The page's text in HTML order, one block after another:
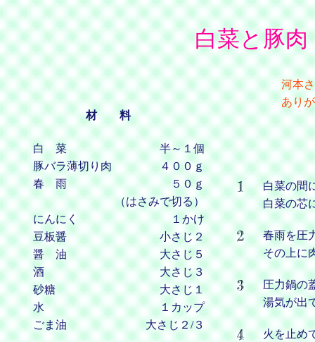
白菜と豚
材 料
白 菜
半～１個
豚バラ薄切り肉
４００ｇ
春 雨
５０ｇ
（はさみで切る）
にんにく
１かけ
豆板醤
小さじ２
醤 油
大さじ５
酒
大さじ３
砂糖
大さじ１
水
１カップ
ごま油
大さじ２/３
河本
あり
白菜の間
白菜の芯
春雨を圧
その上に
圧力鍋の
湯気が出
火を止め